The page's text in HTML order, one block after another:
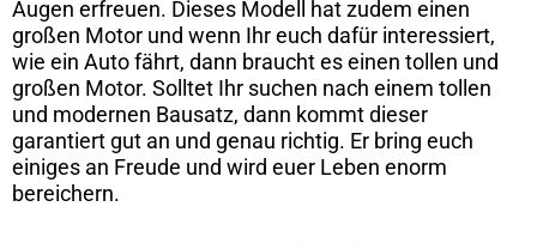
Augen erfreuen. Dieses Modell hat zudem einen
großen Motor und wenn Ihr euch dafür interessiert,
wie ein Auto fährt, dann braucht es einen tollen und
großen Motor. Solltet Ihr suchen nach einem tollen
und modernen Bausatz, dann kommt dieser
garantiert gut an und genau richtig. Er bring euch
einiges an Freude und wird euer Leben enorm
bereichern.